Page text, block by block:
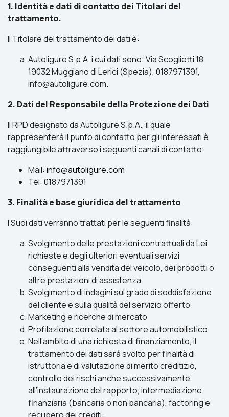
1. Identità e dati di contatto dei Titolari del
trattamento.
Il Titolare del trattamento dei dati è:
Autoligure S.p.A. i cui dati sono: Via Scoglietti 18,
19032 Muggiano di Lerici (Spezia), 0187971391,
info@autoligure.com.
2. Dati del Responsabile della Protezione dei Dati
Il RPD designato da Autoligure S.p.A., il quale
rappresenterà il punto di contatto per gli Interessati è
raggiungibile attraverso i seguenti canali di contatto:
Mail: info@autoligure.com
Tel: 0187971391
3. Finalità e base giuridica del trattamento
I Suoi dati verranno trattati per le seguenti finalità:
Svolgimento delle prestazioni contrattuali da Lei
richieste e degli ulteriori eventuali servizi
conseguenti alla vendita del veicolo, dei prodotti o
altre prestazioni di assistenza
Svolgimento di indagini sul grado di soddisfazione
del cliente e sulla qualità del servizio offerto
Marketing e ricerche di mercato
Profilazione correlata al settore automobilistico
Nell’ambito di una richiesta di finanziamento, il
trattamento dei dati sarà svolto per finalità di
istruttoria e di valutazione di merito creditizio,
controllo dei rischi anche successivamente
all’instaurazione del rapporto, intermediazione
finanziaria (bancaria o non bancaria), factoring e